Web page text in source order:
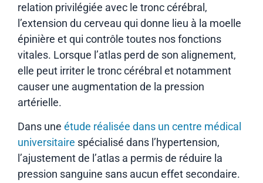
relation privilégiée avec le tronc cérébral,
l’extension du cerveau qui donne lieu à la moelle
épinière et qui contrôle toutes nos fonctions
vitales. Lorsque l’atlas perd de son alignement,
elle peut irriter le tronc cérébral et notamment
causer une augmentation de la pression
artérielle.
Dans une étude réalisée dans un centre médical
universitaire spécialisé dans l’hypertension,
l’ajustement de l’atlas a permis de réduire la
pression sanguine sans aucun effet secondaire.